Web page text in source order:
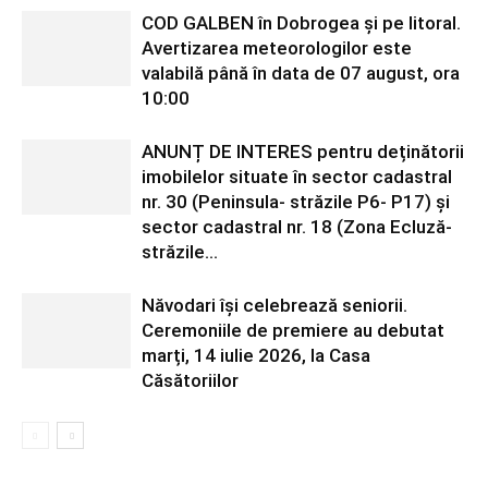
COD GALBEN în Dobrogea și pe litoral.
Avertizarea meteorologilor este
valabilă până în data de 07 august, ora
10:00
ANUNȚ DE INTERES pentru deținătorii
imobilelor situate în sector cadastral
nr. 30 (Peninsula- străzile P6- P17) și
sector cadastral nr. 18 (Zona Ecluză-
străzile...
Năvodari își celebrează seniorii.
Ceremoniile de premiere au debutat
marți, 14 iulie 2026, la Casa
Căsătoriilor